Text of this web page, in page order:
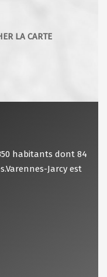
habitants dont 84
Jarcy est